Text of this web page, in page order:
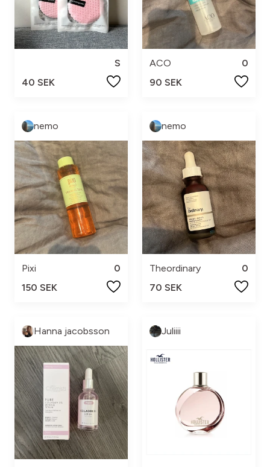
S
40 SEK
ACO
0
90 SEK
nemo
Pixi
0
150 SEK
nemo
Theordinary
0
70 SEK
Hanna jacobsson Juliiii